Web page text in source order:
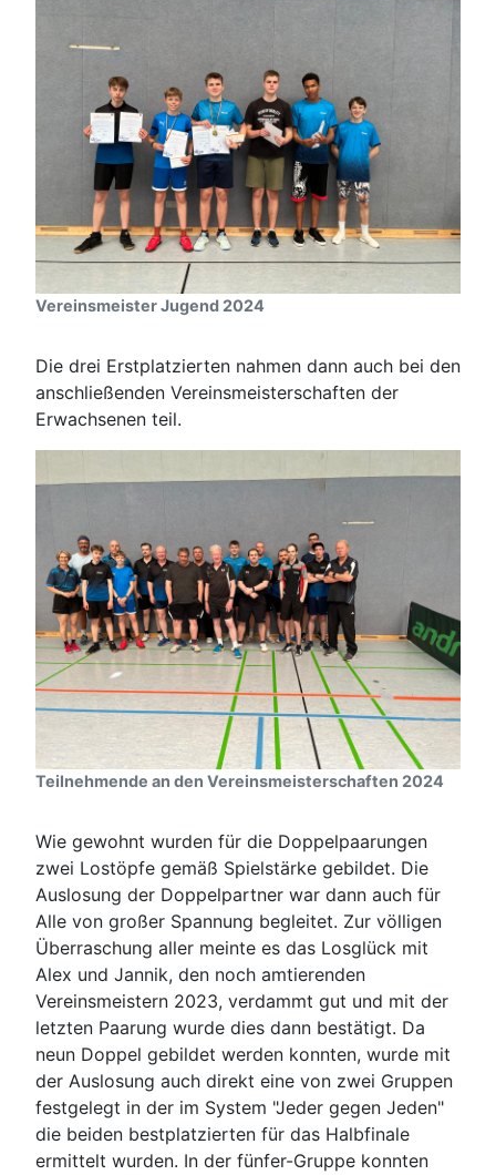
Vereinsmeister Jugend 2024
Die drei Erstplatzierten nahmen dann auch bei den
anschließenden Vereinsmeisterschaften der
Erwachsenen teil.
Teilnehmende an den Vereinsmeisterschaften 2024
Wie gewohnt wurden für die Doppelpaarungen
zwei Lostöpfe gemäß Spielstärke gebildet. Die
Auslosung der Doppelpartner war dann auch für
Alle von großer Spannung begleitet. Zur völligen
Überraschung aller meinte es das Losglück mit
Alex und Jannik, den noch amtierenden
Vereinsmeistern 2023, verdammt gut und mit der
letzten Paarung wurde dies dann bestätigt. Da
neun Doppel gebildet werden konnten, wurde mit
der Auslosung auch direkt eine von zwei Gruppen
festgelegt in der im System "Jeder gegen Jeden"
die beiden bestplatzierten für das Halbfinale
ermittelt wurden. In der fünfer-Gruppe konnten